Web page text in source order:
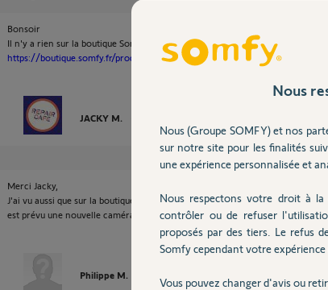
Bonsoir
Il n'y a rien sur la boutique Somfy
https://boutique.somfy.fr/produits/camera-surveillance.html
JACKY M.
Merci Jacky,
J'ai vu aussi que sur la boutique il y avait une nouvelle caméra outdoor,
est prévu une nouvelle caméra indoor.
Philippe M.
Nous
Nous (Groupe SOMFY) et nos
sur notre site pour les finalités
une expérience personnalisée et
Nous respectons votre droit à la
contrôler ou de refuser
proposés par des tiers. Le refus
Somfy cependant votre
Vous pouvez changer d'avis ou